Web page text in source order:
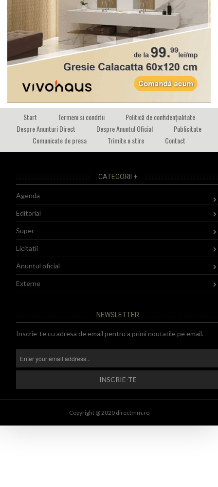
Start Termeni si conditii
Politică de confidențialitate
Despre Anunturi Direct
Despre Anuntul Oficial
Publicitate
Comunicate de presa
Trimite o stire Contact
CATEGORII +
Agenda
Editorial
Super
Licitatii
Anuntul oficial
Externe
NEWSLETTER
Inscrie-te cu adresa de email pentru a primi noutatile pe email.
Copyright @ 2020 directmm.ro